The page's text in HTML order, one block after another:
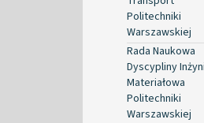
Politechniki
Warszawskiej
Rada Naukowa
Dyscypliny
Materiałowa
Politechniki
Warszawskiej